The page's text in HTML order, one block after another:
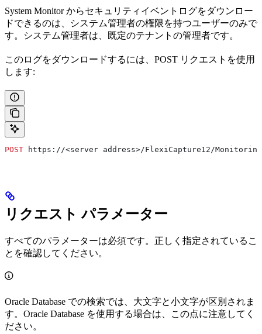
System Monitor からセキュリティイベントログをダウンロー
ドできるのは、システム管理者の権限を持つユーザーのみで
す。システム管理者は、既定のテナントの管理者です。
このログをダウンロードするには、POST リクエストを使用
します:
POST https://<server address>/FlexiCapture12/Monitoring/
リクエスト パラメーター
すべてのパラメーターは必須です。正しく指定されているこ
とを確認してください。
Oracle Database での検索では、大文字と小文字が区別されま
す。Oracle Database を使用する場合は、この点に注意してく
ださい。